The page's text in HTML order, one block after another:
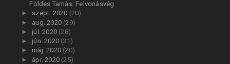
Földes Tamás: Felvonásvég
► szept. 2020 (20)
► aug. 2020 (29)
► júl. 2020 (28)
► jún. 2020 (31)
► máj. 2020 (20)
► ápr. 2020 (25)